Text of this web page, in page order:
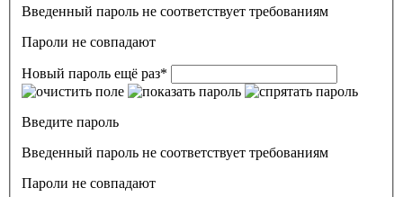
Введенный пароль не соответствует требованиям
Пароли не совпадают
Новый пароль ещё раз*
Введите пароль
Введенный пароль не соответствует требованиям
Пароли не совпадают